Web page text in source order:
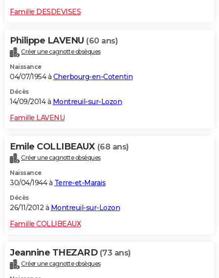
Famille DESDEVISES
Philippe LAVENU (60 ans)
Créer une cagnotte obsèques
Naissance
04/07/1954 à Cherbourg-en-Cotentin
Décès
14/09/2014 à Montreuil-sur-Lozon
Famille LAVENU
Emile COLLIBEAUX (68 ans)
Créer une cagnotte obsèques
Naissance
30/04/1944 à Terre-et-Marais
Décès
26/11/2012 à Montreuil-sur-Lozon
Famille COLLIBEAUX
Jeannine THEZARD (73 ans)
Créer une cagnotte obsèques